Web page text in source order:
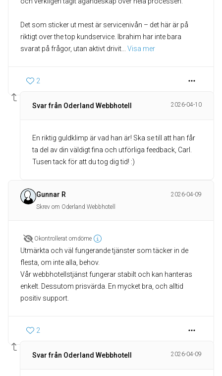
Det som sticker ut mest är servicenivån – det här är på
riktigt over the top kundservice. Ibrahim har inte bara
svarat på frågor, utan aktivt drivit
Visa mer
2
Svar från Oderland Webbhotell 2026-04-10
En riktig guldklimp är vad han är! Ska se till att han får
ta del av din väldigt fina och utförliga feedback, Carl.
Tusen tack för att du tog dig tid! :)
Gunnar R
2026-04-09
Skrev om Oderland Webbhotell
Okontrollerat omdöme
Utmärkta och väl fungerande tjänster som täcker in de
flesta, om inte alla, behov.
Vår webbhotellstjänst fungerar stabilt och kan hanteras
enkelt. Dessutom prisvärda. En mycket bra, och alltid
positiv support.
2
Svar från Oderland Webbhotell 2026-04-09